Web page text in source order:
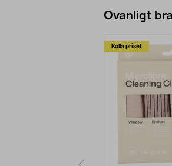
Ovanligt
Kolla priset